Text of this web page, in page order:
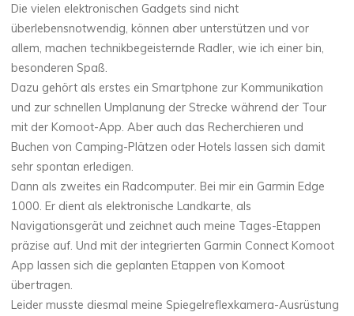
Die vielen elektronischen Gadgets sind nicht
überlebensnotwendig, können aber unterstützen und vor
allem, machen technikbegeisternde Radler, wie ich einer bin,
besonderen Spaß.
Dazu gehört als erstes ein Smartphone zur Kommunikation
und zur schnellen Umplanung der Strecke während der Tour
mit der Komoot-App. Aber auch das Recherchieren und
Buchen von Camping-Plätzen oder Hotels lassen sich damit
sehr spontan erledigen.
Dann als zweites ein Radcomputer. Bei mir ein Garmin Edge
1000. Er dient als elektronische Landkarte, als
Navigationsgerät und zeichnet auch meine Tages-Etappen
präzise auf. Und mit der integrierten Garmin Connect Komoot
App lassen sich die geplanten Etappen von Komoot
übertragen.
Leider musste diesmal meine Spiegelreflexkamera-Ausrüstung